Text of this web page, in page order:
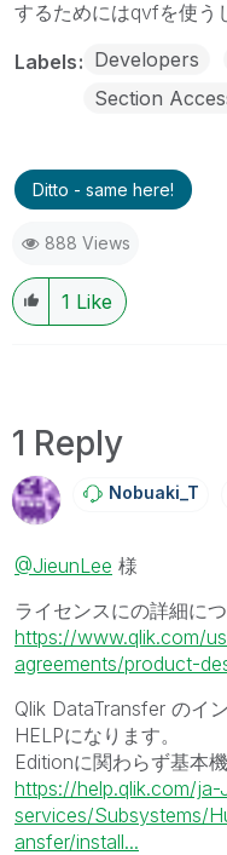
するためにはqvfを使う
Labels Developers
Section
Ditto - same here!
888 Views
1 Like
1 Reply
Nobuaki_T
@JieunLee 様
ライセンスにの詳細に
https://www.qlik.com/
agreements/product-
Qlik DataTransfer のイ
HELPになります。
Editionに関わらず基本
https://help.qlik.com/ja-
services/Subsystems/
ansfer/install...